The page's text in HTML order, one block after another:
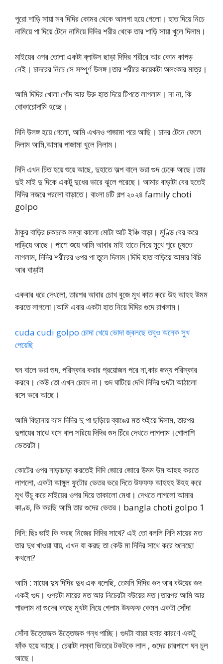
পুরো শাড়ি সায়া সব দিদির কোমর থেকে আলগা হয়ে গেলো। হাত দিয়ে নিচে
নামিয়ে পা দিয়ে টেনে নামিয়ে দিদির শরীর থেকে তার শাড়ি সায়া খুলে দিলাম।
মাইয়ের ওপর তোলা একটা ব্লাউস ছাড়া দিদির শরীরে আর কোন কাপড়
নেই। চাদরের নিচে সে সম্পূর্ণ উলঙ্গ।তার শরীরে কয়েকটা অলংকার মাত্র।
আমি দিদির খোলা পোঁদ আর উরু হাত দিয়ে টিপতে লাগলাম। না না, কি
বোকাচোদামি হচ্ছে।
দিদি উলঙ্গ হয়ে গেলো, আমি এখনও পাজামা পরে আছি। চাদর টেনে ফেলে
দিলাম আমি,আমার পাজামা খুলে নিলাম।
দিদি এখন চিত হয়ে শুয়ে আছে, দুহাতে অল্প বালে ভরা গুদ ঢেকে আছে।তার
দুই মাই দু দিকে একটু দুধের ভারে ঝুলে পরেছে। আমার বাড়াটা বের হতেই
দিদির নজরে পরলো বাড়াতে। বাংলা চটি গল্প ২০২৪ family choti
golpo
ঠাকুর বাড়ির চকচকে লম্বা কালো মোটা আট ইঞ্চি বাড়া। মুণ্ডি বের করে
দাড়িয়ে আছে। পাশে শুয়ে আমি আবার মাই হাতে নিয়ে মুখে পুরে চুষতে
লাগলাম, দিদির শরীরের ওপর পা তুলে দিলাম।দিদি হাত বাড়িয়ে আমার বিচি
আর বাড়াটা
একবার ধরে দেখলো, তারপর আবার চোখ বুজে মুখ কাত করে উহ আহহ উমম
করতে লাগলো।আমি এবার একটা হাত নিয়ে দিদির গুদে রাখলাম।
cuda cudi golpo চোদা খেয়ে ভোদা জ্বলছে তবুও অনেক সুখ
পেয়েছি
ঘন বালে ভরা গুদ, পরিস্কার করার প্রয়োজন পরে না,কার জন্য পরিস্কার
করবে। কেউ তো এখন চোদে না। গুদ ঘাটিয়ে দেখি দিদির গুদটা আঠালো
রসে ভরে আছে।
আমি বিছানায় বসে দিদির দু পা ছড়িয়ে ব্যাঙের মত শুইয়ে দিলাম, তারপর
দুপায়ের মাঝে বসে বাল সরিয়ে দিদির গুদ চিঁরে দেখতে লাগলাম।গোলাপি
ভেতরটা।
কোটের ওপর নাড়াচাড়া করতেই দিদি জোরে জোরে উমম উম আহহ করতে
লাগলো, একটা আঙ্গুল ফুটোর ভেতর ভরে দিতে উফফফ আহহহ উহহ করে
মুখ উঁচু করে মাইয়ের ওপর দিয়ে তাকালো মেধা। দেখতে লাগলো আমার
কাণ্ড, কি করছি আমি তার গুদের ভেতর। bangla choti golpo 1
দিদি: ছিঃ ভাই কি করছ নিজের দিদির সাথে? এই তো বললি দিদি মায়ের মত
তার দুধ খাওয়া যায়, এখন যা করছ তা কেউ মা দিদির সাথে করে শুনেছো
কখনো?
আমি : মায়ের দুধ দিদির দুধ এক বলেছি, তেমনি দিদির গুদ আর বউয়ের গুদ
একই গুদ। ওপরটা মায়ের মত আর নিচেরটা বউয়ের মত।তারপর আমি আর
পারলাম না গুদের কাছে মুখটা নিয়ে গেলাম উফফফ কেমন একটা সোঁদা
সোঁদা উত্তেজক উত্তেজক গন্ধ পাচ্ছি। গুদটা বাচ্চা হবার কারণে একটু
ফাঁক হয়ে আছে। চেরাটা লম্বা ভিতরে টকটকে লাল , গুদের চারপাশে ঘন চুল
আছে।